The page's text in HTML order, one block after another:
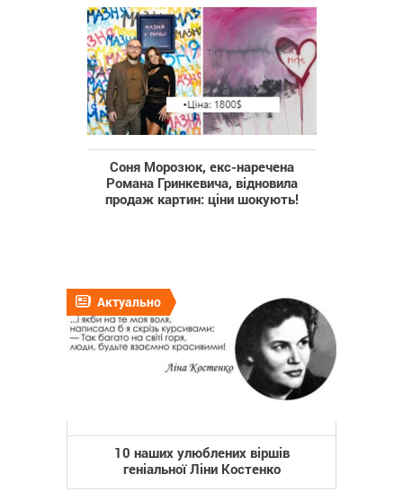
Соня Морозюк, екс-наречена
Романа Гринкевича, відновила
продаж картин: ціни шокують!
Актуально
10 наших улюблених віршів
геніальної Ліни Костенко